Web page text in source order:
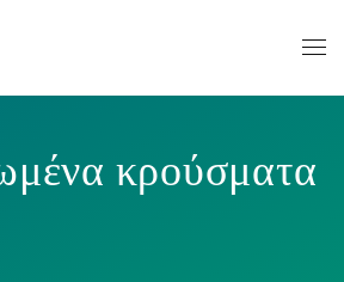
κρούσματα